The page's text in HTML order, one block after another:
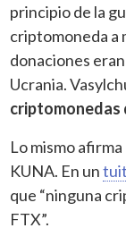
principio de la
criptomoneda a
donaciones
Ucrania.
criptomonedas
Lo mismo
KUNA. En untuit
que “ninguna
FTX”.